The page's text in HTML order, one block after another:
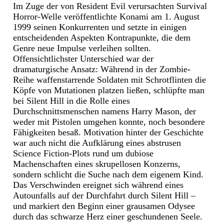
Im Zuge der von Resident Evil verursachten Survival
Horror-Welle veröffentlichte Konami am 1. August
1999 seinen Konkurrenten und setzte in einigen
entscheidenden Aspekten Kontrapunkte, die dem
Genre neue Impulse verleihen sollten.
Offensichtlichster Unterschied war der
dramaturgische Ansatz: Während in der Zombie-
Reihe waffenstarrende Soldaten mit Schrotflinten die
Köpfe von Mutationen platzen ließen, schlüpfte man
bei Silent Hill in die Rolle eines
Durchschnittsmenschen namens Harry Mason, der
weder mit Pistolen umgehen konnte, noch besondere
Fähigkeiten besaß. Motivation hinter der Geschichte
war auch nicht die Aufklärung eines abstrusen
Science Fiction-Plots rund um dubiose
Machenschaften eines skrupellosen Konzerns,
sondern schlicht die Suche nach dem eigenem Kind.
Das Verschwinden ereignet sich während eines
Autounfalls auf der Durchfahrt durch Silent Hill –
und markiert den Beginn einer grausamen Odysee
durch das schwarze Herz einer geschundenen Seele.